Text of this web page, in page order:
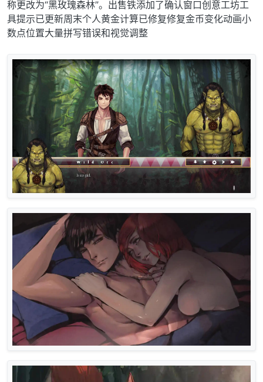
称更改为“黑玫瑰森林”。出售铁添加了确认窗口创意工坊工
具提示已更新周末个人黄金计算已修复修复金币变化动画小
数点位置大量拼写错误和视觉调整